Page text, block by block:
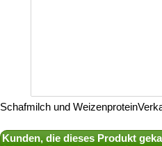
Schafmilch und
Kunden, die dieses Produkt